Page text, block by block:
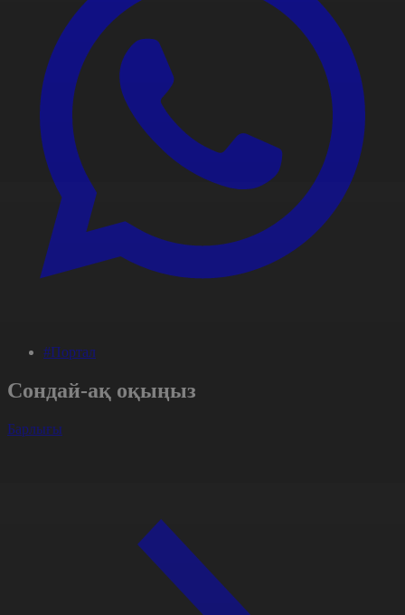
#Портал
Сондай-ақ оқыңыз
Барлығы